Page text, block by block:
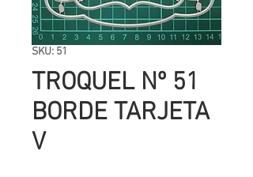
SKU: 51
TROQUEL Nº 51
BORDE TARJETA
V